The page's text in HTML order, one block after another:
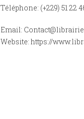
Téléphone: (+229) 51 22
Email:
Website: https://